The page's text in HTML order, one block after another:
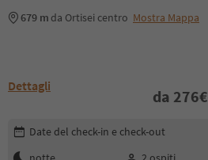
679 m da Ortisei centro Mostra Mappa
Dettagli
da 276€
Modifica i dettagli della prenotazione
Date del check-in e check-out